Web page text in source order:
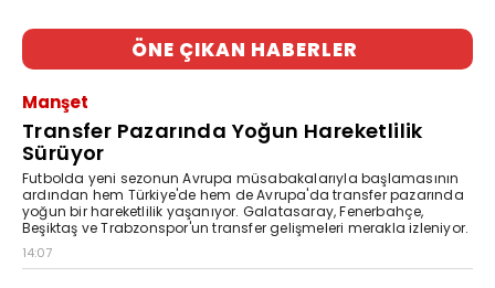
ÖNE ÇIKAN HABERLER
Manşet
Transfer Pazarında Yoğun Hareketlilik
Sürüyor
Futbolda yeni sezonun Avrupa müsabakalarıyla başlamasının
ardından hem Türkiye'de hem de Avrupa'da transfer pazarında
yoğun bir hareketlilik yaşanıyor. Galatasaray, Fenerbahçe,
Beşiktaş ve Trabzonspor'un transfer gelişmeleri merakla izleniyor.
14:07